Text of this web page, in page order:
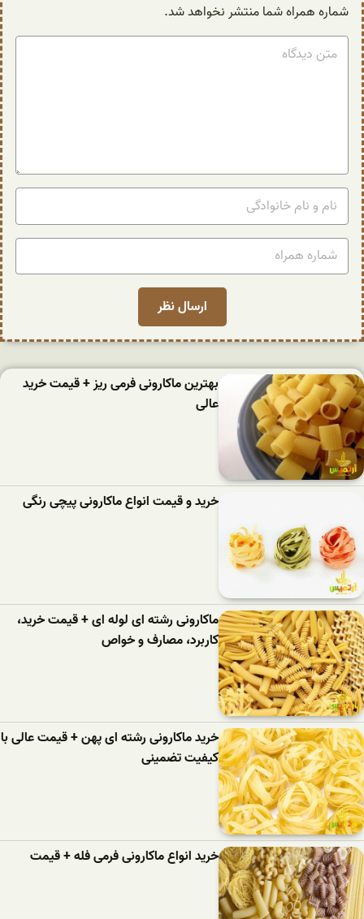
شماره همراه شما منتشر نخواهد شد.
بهترین ماکارونی فرمی ریز + قیمت خرید
عالی
خرید و قیمت انواع ماکارونی پیچی رنگی
ماکارونی رشته ای لوله ای + قیمت خرید،
کاربرد، مصارف و خواص
خرید ماکارونی رشته ای پهن + قیمت عالی با
کیفیت تضمینی
خرید انواع ماکارونی فرمی فله + قیمت